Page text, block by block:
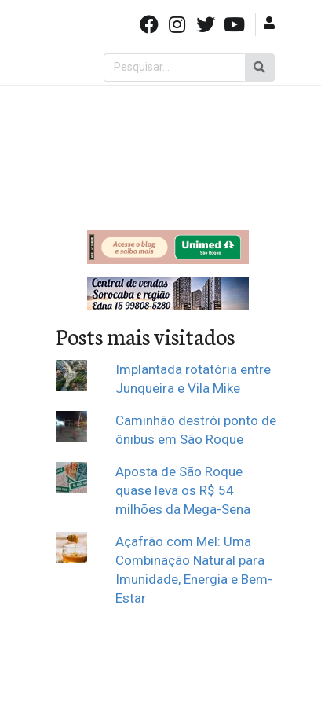
Pesquisar
por:
Posts mais visitados
Implantada rotatória entre
Junqueira e Vila Mike
Caminhão destrói ponto de
ônibus em São Roque
Aposta de São Roque
quase leva os R$ 54
milhões da Mega-Sena
Açafrão com Mel: Uma
Combinação Natural para
Imunidade, Energia e Bem-
Estar